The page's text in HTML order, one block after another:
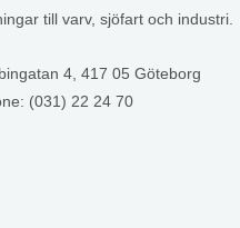
till varv, sjöfart och industri.
4, 417 05 Göteborg
(031) 22 24 70